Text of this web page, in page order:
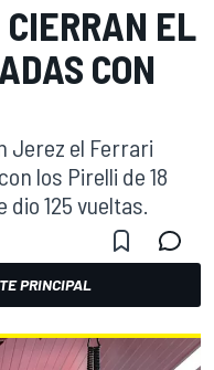
EL
CON
Jerez el Ferrari
los Pirelli de 18
125 vueltas.
PRINCIPAL